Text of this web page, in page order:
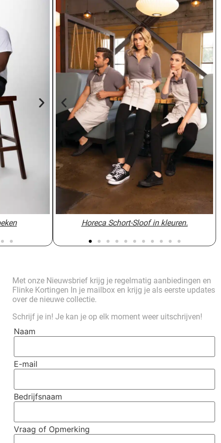
13
works
broek
13 Sloof f9 roze bediening 8
Horeca Schort-Sloof in kleuren.
sloof voor de bediening ahs02-8
bediening ahs02-12
Sloof f9 roze bediening 8
Horeca Schort-Sloof in kleuren.
Met onze Nieuwsbrief krijg je regelmatig aanbiedingen en
Flinke Kortingen In je mailbox en krijg je als eerste updates
over de nieuwe collectie.
Schrijf je in! Je kan je op elk moment weer uitschrijven!
Naam
E-mail
Bedrijfsnaam
Vraag of Opmerking